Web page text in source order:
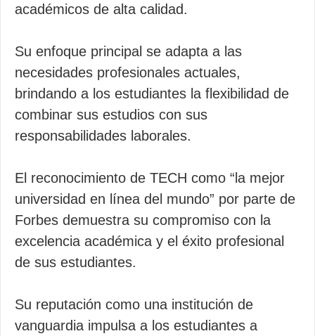
académicos de alta calidad.
Su enfoque principal se adapta a las
necesidades profesionales actuales,
brindando a los estudiantes la flexibilidad de
combinar sus estudios con sus
responsabilidades laborales.
El reconocimiento de TECH como “la mejor
universidad en línea del mundo” por parte de
Forbes demuestra su compromiso con la
excelencia académica y el éxito profesional
de sus estudiantes.
Su reputación como una institución de
vanguardia impulsa a los estudiantes a